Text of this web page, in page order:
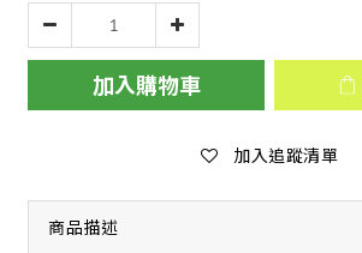
加入購物車
加入追蹤清單
商品描述